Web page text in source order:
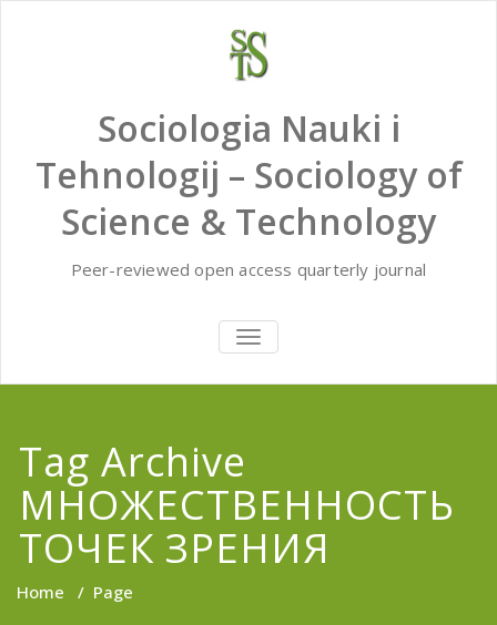
Sociologia Nauki i
Tehnologij – Sociology of
Science & Technology
Peer-reviewed open access quarterly journal
TOGGLE
NAVIGATION
Tag Archive
МНОЖЕСТВЕННОСТЬ
ТОЧЕК ЗРЕНИЯ
Home / Page